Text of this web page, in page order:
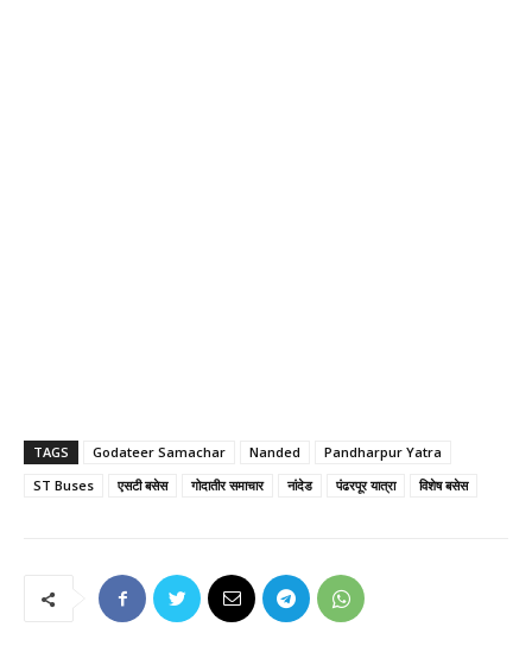
TAGS Godateer Samachar Nanded
Pandharpur Yatra
ST Buses
एसटी बसेस गोदातीर समाचार नांदेड पंढरपूर यात्रा विशेष बसेस